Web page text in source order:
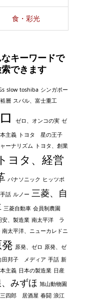
食・彩光
なキーワードで
索できます
slow toshiba シンガポー
層 スバル、富士重工
ゼロ、オンコの実 ゼ
主義 トヨタ 星の王子
ーナリズム
トヨタ、創業
トヨタ、経営
パナソニック ヒッツポ
話 ルノー 三菱、自
三菱自動車 会員制農園
安、製造業 南太平洋 ラ
南太平洋、ニューカレドニ
原発、ゼロ 原発、ゼ
田邦子 メディア 手話 新
主義 日本の製造業 日産
みずほ 旭山動物園
四郎 居酒屋 春闘 浪江